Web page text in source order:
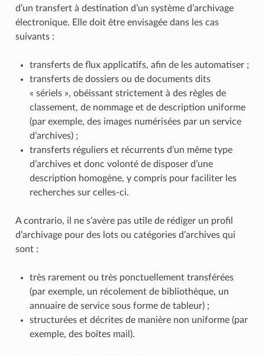
d’un transfert à destination d’un système d’archivage
électronique. Elle doit être envisagée dans les cas
suivants :
transferts de flux applicatifs, afin de les automatiser ;
transferts de dossiers ou de documents dits
« sériels », obéissant strictement à des règles de
classement, de nommage et de description uniforme
(par exemple, des images numérisées par un service
d’archives) ;
transferts réguliers et récurrents d’un même type
d’archives et donc volonté de disposer d’une
description homogène, y compris pour faciliter les
recherches sur celles-ci.
A contrario, il ne s’avère pas utile de rédiger un profil
d’archivage pour des lots ou catégories d’archives qui
sont :
très rarement ou très ponctuellement transférées
(par exemple, un récolement de bibliothèque, un
annuaire de service sous forme de tableur) ;
structurées et décrites de manière non uniforme (par
exemple, des boîtes mail).